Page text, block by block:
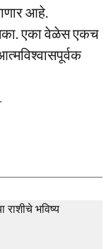
आहे.
एका वेळेस एकच